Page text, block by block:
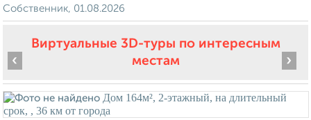
Собственник, 01.08.2026
Виртуальные 3D-туры по интересным
местам
‹ ›